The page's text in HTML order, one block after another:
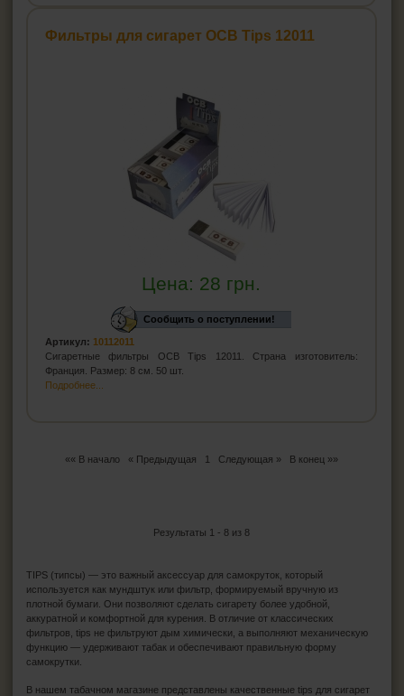
TIPS (типсы) — это важный аксессуар для самокруток, который
используется как мундштук или фильтр, формируемый вручную из
плотной бумаги. Они позволяют сделать сигарету более удобной,
аккуратной и комфортной для курения. В отличие от классических
фильтров, tips не фильтруют дым химически, а выполняют механическую
функцию — удерживают табак и обеспечивают правильную форму
самокрутки.
В нашем табачном магазине представлены качественные tips для сигарет
Фильтры для сигарет OCB Tips 12011
Цена: 28 грн.
Сообщить о поступлении!
Артикул: 10112011
Сигаретные фильтры OCB Tips 12011. Страна изготовитель:
Франция. Размер: 8 см. 50 шт.
Подробнее...
«« В начало « Предыдущая 1 Следующая » В конец »»
Результаты 1 - 8 из 8